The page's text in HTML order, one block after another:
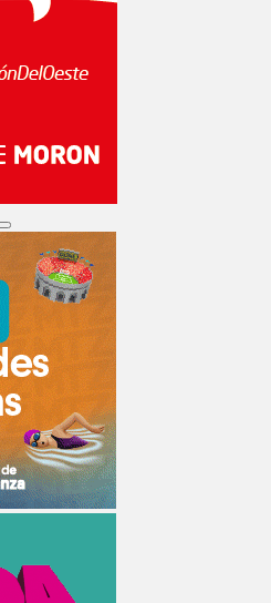
Search